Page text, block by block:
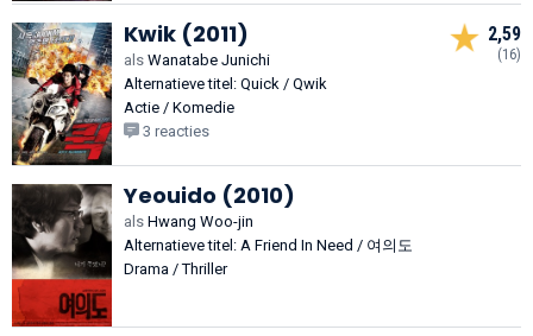
Kwik (2011)
als Wanatabe Junichi
Alternatieve titel: Quick / Qwik
Actie / Komedie
3 reacties
2,59
(16)
Yeouido (2010)
als Hwang Woo-jin
Alternatieve titel: A Friend In Need / 여의도
Drama / Thriller